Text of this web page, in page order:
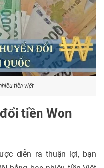
tiền việt
tiền Won
diễn ra thuận lợi, bạn